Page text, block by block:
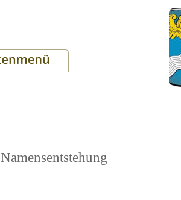
Namensentstehung